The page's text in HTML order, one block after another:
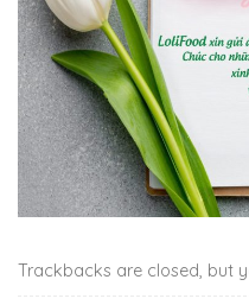
Trackbacks are closed, but